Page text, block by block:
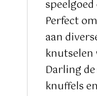
Perfect
aan
knutselen
Darling
knuffels